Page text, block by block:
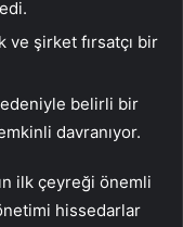
ve şirket fırsatçı bir
belirli bir
davranıyor.
ilk çeyreği önemli
hissedarlar